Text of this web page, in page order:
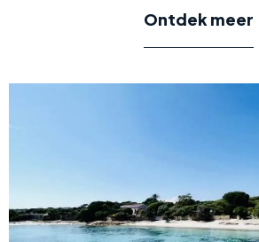
Ontdek meer